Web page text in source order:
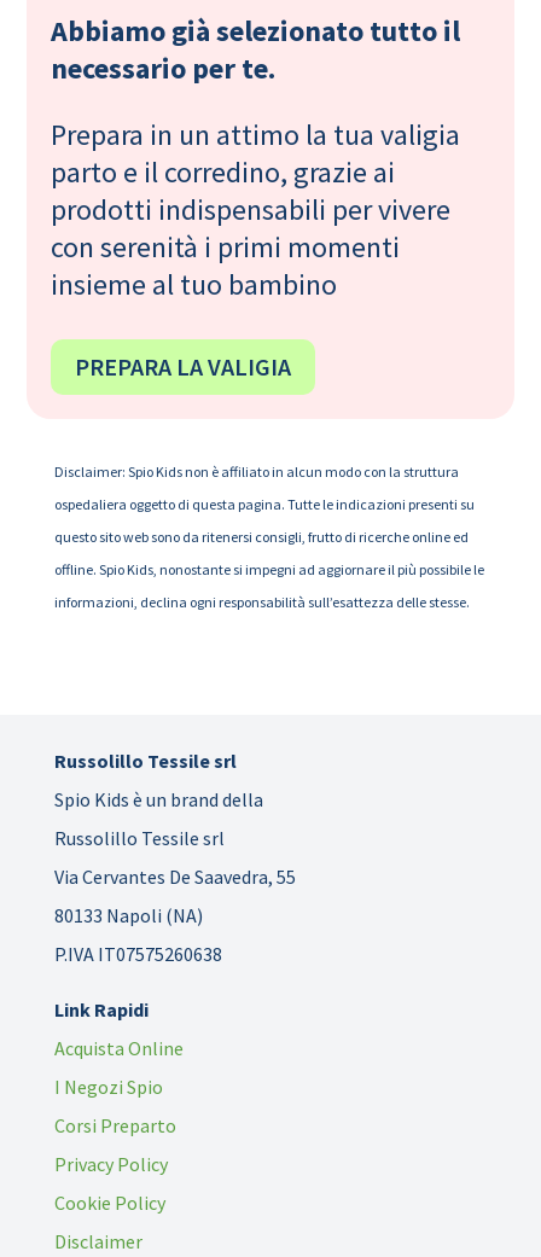
Abbiamo già selezionato tutto il
necessario per te.
Prepara in un attimo la tua valigia
parto e il corredino, grazie ai
prodotti indispensabili per vivere
con serenità i primi momenti
insieme al tuo bambino
PREPARA LA VALIGIA
Disclaimer: Spio Kids non è affiliato in alcun modo con la struttura
ospedaliera oggetto di questa pagina. Tutte le indicazioni presenti su
questo sito web sono da ritenersi consigli, frutto di ricerche online ed
offline. Spio Kids, nonostante si impegni ad aggiornare il più possibile le
informazioni, declina ogni responsabilità sull’esattezza delle stesse.
Russolillo Tessile srl
Spio Kids è un brand della
Russolillo Tessile srl
Via Cervantes De Saavedra, 55
80133 Napoli (NA)
P.IVA IT07575260638
Link Rapidi
Acquista Online
I Negozi Spio
Corsi Preparto
Privacy Policy
Cookie Policy
Disclaimer